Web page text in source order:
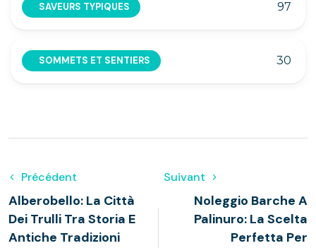
SAVEURS TYPIQUES 97
SOMMETS ET SENTIERS 30
Précédent
Alberobello: La Città
Dei Trulli Tra Storia E
Antiche Tradizioni
Suivant
Noleggio Barche A
Palinuro: La Scelta
Perfetta Per